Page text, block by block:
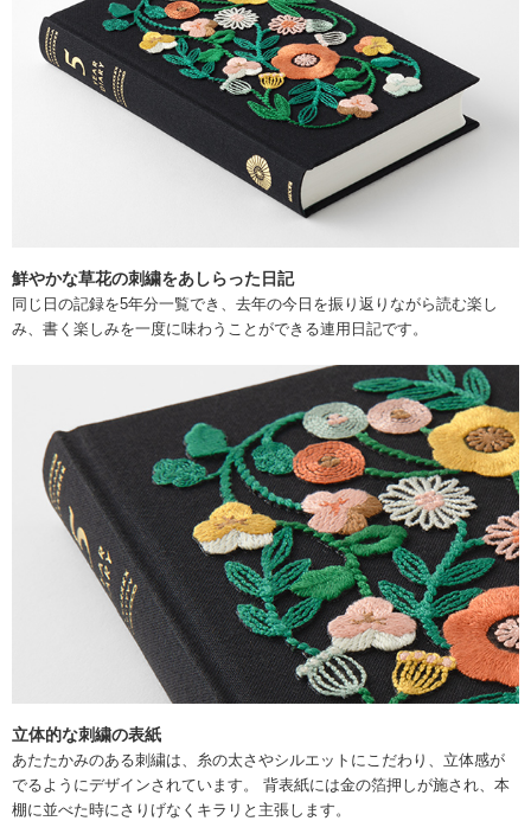
鮮やかな草花の刺繍をあしらった日記
同じ日の記録を5年分一覧でき、去年の今日を振り返りながら読む楽し
み、書く楽しみを一度に味わうことができる連用日記です。
立体的な刺繍の表紙
あたたかみのある刺繍は、糸の太さやシルエットにこだわり、立体感が
でるようにデザインされています。 背表紙には金の箔押しが施され、本
棚に並べた時にさりげなくキラリと主張します。